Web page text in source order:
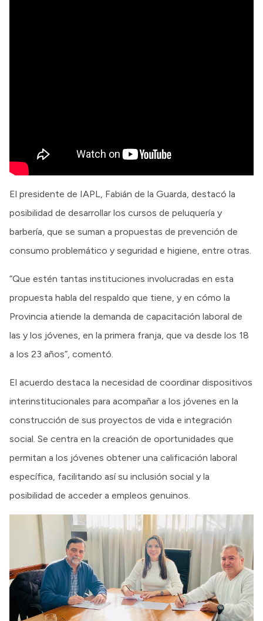
El presidente de IAPL, Fabián de la Guarda, destacó la
posibilidad de desarrollar los cursos de peluquería y
barbería, que se suman a propuestas de prevención de
consumo problemático y seguridad e higiene, entre otras.
“Que estén tantas instituciones involucradas en esta
propuesta habla del respaldo que tiene, y en cómo la
Provincia atiende la demanda de capacitación laboral de
las y los jóvenes, en la primera franja, que va desde los 18
a los 23 años”, comentó.
El acuerdo destaca la necesidad de coordinar dispositivos
interinstitucionales para acompañar a los jóvenes en la
construcción de sus proyectos de vida e integración
social. Se centra en la creación de oportunidades que
permitan a los jóvenes obtener una calificación laboral
específica, facilitando así su inclusión social y la
posibilidad de acceder a empleos genuinos.